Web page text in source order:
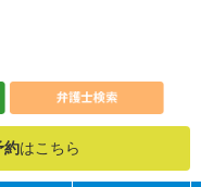
約はこちら